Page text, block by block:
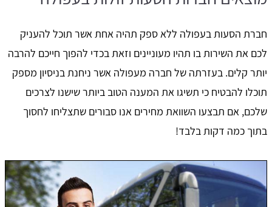
חברת הסעות בעפולה ללא ספק תהיה אחת אשר תוכל להעניק
לכם את השירות בו תהיו מעוניינים וזאת בכדי להפוך חייכם להרבה
יותר קלים. בעזרתה של חברה מעפולה אשר ניחנת בניסיון מספק
תוכלו להבטיח כי תשיגו את המענה הטוב ביותר שישנו לצרכים
שלכם, אם תבצעו השוואת מחירים אנו סבורים שתצליחו לחסוך
בתוך כמה דקות בלבד!